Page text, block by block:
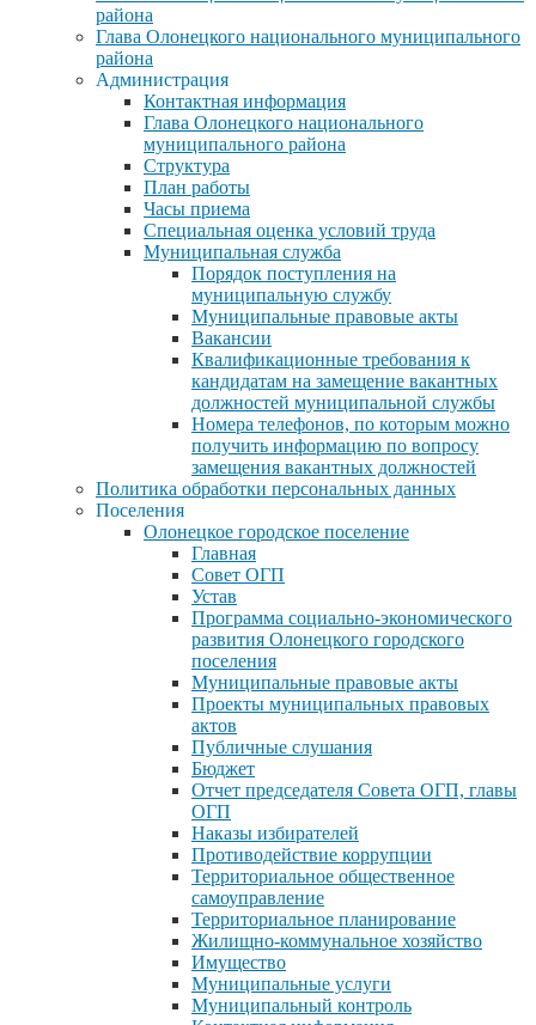
района
Глава Олонецкого национального муниципального
района
Администрация
Контактная информация
Глава Олонецкого национального
муниципального района
Структура
План работы
Часы приема
Специальная оценка условий труда
Муниципальная служба
Порядок поступления на
муниципальную службу
Муниципальные правовые акты
Вакансии
Квалификационные требования к
кандидатам на замещение вакантных
должностей муниципальной службы
Номера телефонов, по которым можно
получить информацию по вопросу
замещения вакантных должностей
Политика обработки персональных данных
Поселения
Олонецкое городское поселение
Главная
Совет ОГП
Устав
Программа социально-экономического
развития Олонецкого городского
поселения
Муниципальные правовые акты
Проекты муниципальных правовых
актов
Публичные слушания
Бюджет
Отчет председателя Совета ОГП, главы
ОГП
Наказы избирателей
Противодействие коррупции
Территориальное общественное
самоуправление
Территориальное планирование
Жилищно-коммунальное хозяйство
Имущество
Муниципальные услуги
Муниципальный контроль